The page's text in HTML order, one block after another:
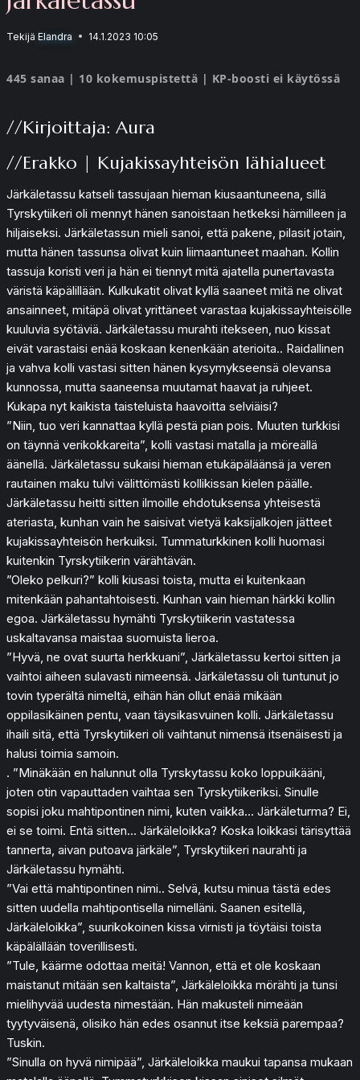
Tekijä Elandra 14.1.2023 10:05
445 sanaa | 10 kokemuspistettä | KP-boosti ei käytössä
//Kirjoittaja: Aura
//Erakko | Kujakissayhteisön lähialueet
Järkäletassu katseli tassujaan hieman kiusaantuneena, sillä
Tyrskytiikeri oli mennyt hänen sanoistaan hetkeksi hämilleen ja
hiljaiseksi. Järkäletassun mieli sanoi, että pakene, pilasit jotain,
mutta hänen tassunsa olivat kuin liimaantuneet maahan. Kollin
tassuja koristi veri ja hän ei tiennyt mitä ajatella punertavasta
väristä käpälillään. Kulkukatit olivat kyllä saaneet mitä ne olivat
ansainneet, mitäpä olivat yrittäneet varastaa kujakissayhteisölle
kuuluvia syötäviä. Järkäletassu murahti itekseen, nuo kissat
eivät varastaisi enää koskaan kenenkään aterioita.. Raidallinen
ja vahva kolli vastasi sitten hänen kysymykseensä olevansa
kunnossa, mutta saaneensa muutamat haavat ja ruhjeet.
Kukapa nyt kaikista taisteluista haavoitta selviäisi?
”Niin, tuo veri kannattaa kyllä pestä pian pois. Muuten turkkisi
on täynnä verikokkareita”, kolli vastasi matalla ja möreällä
äänellä. Järkäletassu sukaisi hieman etukäpäläänsä ja veren
rautainen maku tulvi välittömästi kollikissan kielen päälle.
Järkäletassu heitti sitten ilmoille ehdotuksensa yhteisestä
ateriasta, kunhan vain he saisivat vietyä kaksijalkojen jätteet
kujakissayhteisön herkuiksi. Tummaturkkinen kolli huomasi
kuitenkin Tyrskytiikerin värähtävän.
”Oleko pelkuri?” kolli kiusasi toista, mutta ei kuitenkaan
mitenkään pahantahtoisesti. Kunhan vain hieman härkki kollin
egoa. Järkäletassu hymähti Tyrskytiikerin vastatessa
uskaltavansa maistaa suomuista lieroa.
”Hyvä, ne ovat suurta herkkuani”, Järkäletassu kertoi sitten ja
vaihtoi aiheen sulavasti nimeensä. Järkäletassu oli tuntunut jo
tovin typerältä nimeltä, eihän hän ollut enää mikään
oppilasikäinen pentu, vaan täysikasvuinen kolli. Järkäletassu
ihaili sitä, että Tyrskytiikeri oli vaihtanut nimensä itsenäisesti ja
halusi toimia samoin.
. ”Minäkään en halunnut olla Tyrskytassu koko loppuikääni,
joten otin vapauttaden vaihtaa sen Tyrskytiikeriksi. Sinulle
sopisi joku mahtipontinen nimi, kuten vaikka… Järkäleturma? Ei,
ei se toimi. Entä sitten… Järkäleloikka? Koska loikkasi tärisyttää
tannerta, aivan putoava järkäle”, Tyrskytiikeri naurahti ja
Järkäletassu hymähti.
”Vai että mahtipontinen nimi.. Selvä, kutsu minua tästä edes
sitten uudella mahtipontisella nimelläni. Saanen esitellä,
Järkäleloikka”, suurikokoinen kissa virnisti ja töytäisi toista
käpälällään toverillisesti.
”Tule, käärme odottaa meitä! Vannon, että et ole koskaan
maistanut mitään sen kaltaista”, Järkäleloikka mörähti ja tunsi
mielihyvää uudesta nimestään. Hän makusteli nimeään
tyytyväisenä, olisiko hän edes osannut itse keksiä parempaa?
Tuskin.
”Sinulla on hyvä nimipää”, Järkäleloikka maukui tapansa mukaan